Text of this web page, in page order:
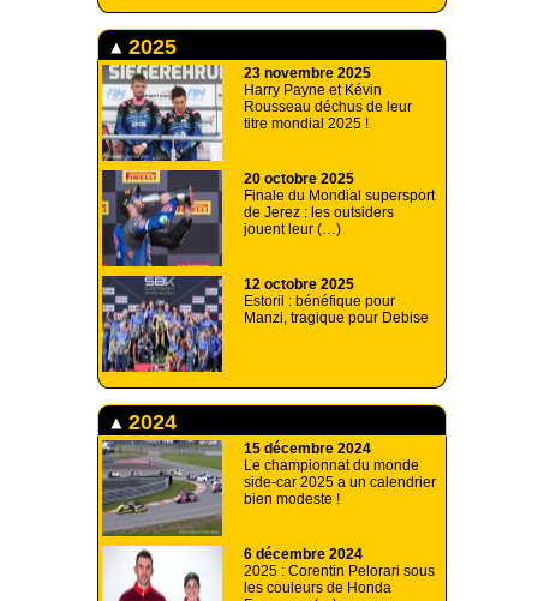
2025
23 novembre 2025
Harry Payne et Kévin
Rousseau déchus de leur
titre mondial 2025 !
20 octobre 2025
Finale du Mondial supersport
de Jerez : les outsiders
jouent leur (…)
12 octobre 2025
Estoril : bénéfique pour
Manzi, tragique pour Debise
2024
15 décembre 2024
Le championnat du monde
side-car 2025 a un calendrier
bien modeste !
6 décembre 2024
2025 : Corentin Pelorari sous
les couleurs de Honda